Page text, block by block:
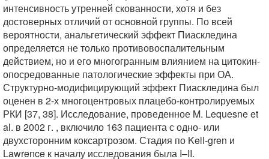
интенсивность утренней скованности, хотя и без
достоверных отличий от основной группы. По всей
вероятности, анальгетический эффект Пиаскледина
определяется не только противовоспалительным
действием, но и его многогранным влиянием на цитокин-
опосредованные патологические эффекты при ОА.
Структурно-модифицирующий эффект Пиаскледина был
оценен в 2-х многоцентровых плацебо-контролируемых
РКИ [37, 38]. Исследование, проведенное M. Lequesne et
al. в 2002 г. , включило 163 пациента с одно- или
двухсторонним коксартрозом. Стадия по Kell-gren и
Lawrence к началу исследования была I–II.